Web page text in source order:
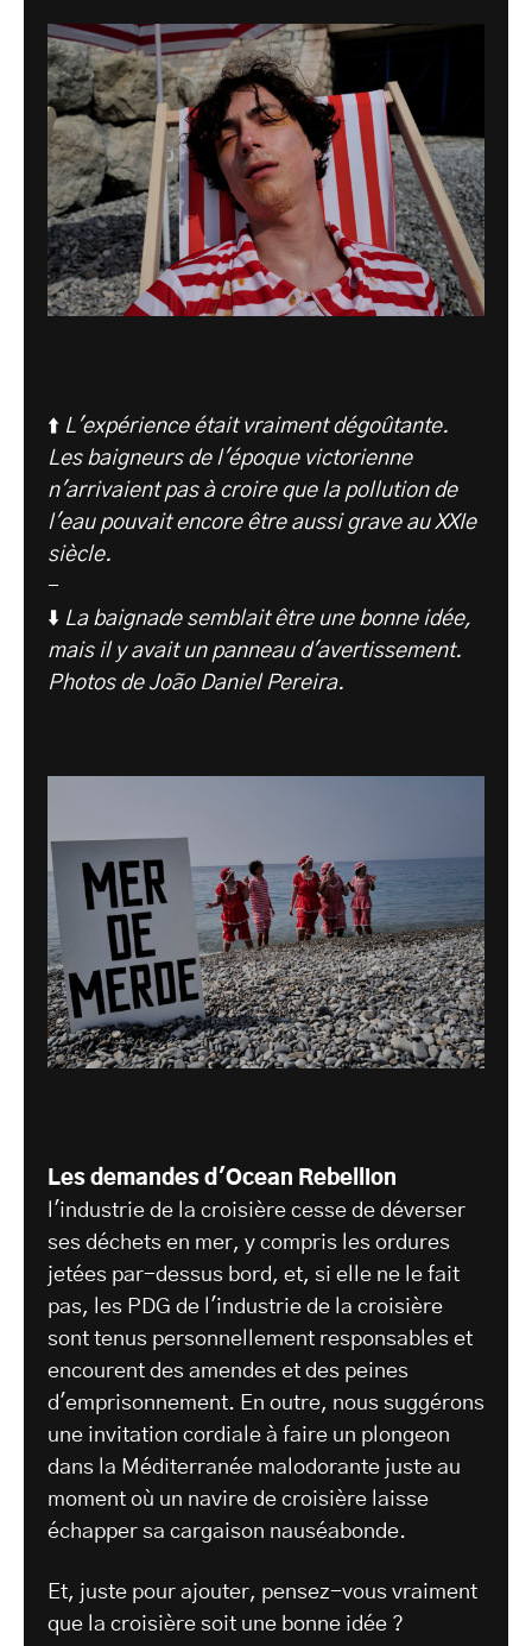
⬆️ L'expérience était vraiment dégoûtante.
Les baigneurs de l'époque victorienne
n'arrivaient pas à croire que la pollution de
l'eau pouvait encore être aussi grave au XXIe
siècle.
-
⬇️ La baignade semblait être une bonne idée,
mais il y avait un panneau d'avertissement.
Photos de João Daniel Pereira.
Les demandes d'Ocean Rebellion
l'industrie de la croisière cesse de déverser
ses déchets en mer, y compris les ordures
jetées par-dessus bord, et, si elle ne le fait
pas, les PDG de l'industrie de la croisière
sont tenus personnellement responsables et
encourent des amendes et des peines
d'emprisonnement. En outre, nous suggérons
une invitation cordiale à faire un plongeon
dans la Méditerranée malodorante juste au
moment où un navire de croisière laisse
échapper sa cargaison nauséabonde.
Et, juste pour ajouter, pensez-vous vraiment
que la croisière soit une bonne idée ?